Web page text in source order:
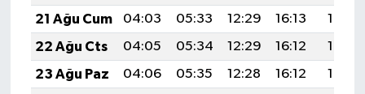
21 Ağu Cum
04:03 05:33 12:29 16:13
19:15
22 Ağu Cts
04:05 05:34 12:29 16:12
19:13
23 Ağu Paz
04:06 05:35 12:28 16:12
19:12